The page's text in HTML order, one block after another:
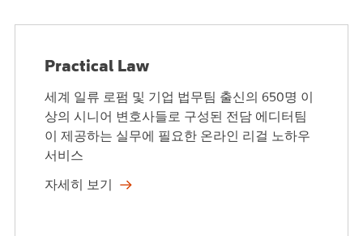
Practical Law
세계 일류 로펌 및 기업 법무팀 출신의 650명 이
상의 시니어 변호사들로 구성된 전담 에디터팀
이 제공하는 실무에 필요한 온라인 리걸 노하우
서비스
자세히 보기